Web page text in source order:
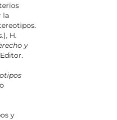
la
H.
y
y